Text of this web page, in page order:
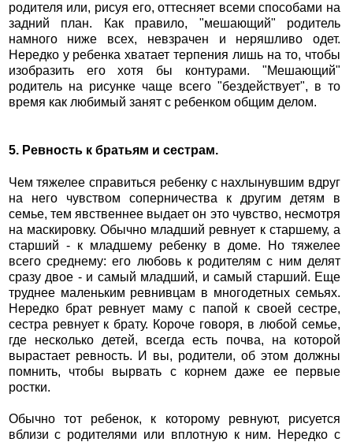
родителя или, рисуя его, оттесняет всеми способами на
задний план. Как правило, "мешающий" родитель
намного ниже всех, невзрачен и неряшливо одет.
Нередко у ребенка хватает терпения лишь на то, чтобы
изобразить его хотя бы контурами. "Мешающий"
родитель на рисунке чаще всего "бездействует", в то
время как любимый занят с ребенком общим делом.
5. Ревность к братьям и сестрам.
Чем тяжелее справиться ребенку с нахлынувшим вдруг
на него чувством соперничества к другим детям в
семье, тем явственнее выдает он это чувство, несмотря
на маскировку. Обычно младший ревнует к старшему, а
старший - к младшему ребенку в доме. Но тяжелее
всего среднему: его любовь к родителям с ним делят
сразу двое - и самый младший, и самый старший. Еще
труднее маленьким ревнивцам в многодетных семьях.
Нередко брат ревнует маму с папой к своей сестре,
сестра ревнует к брату. Короче говоря, в любой семье,
где несколько детей, всегда есть почва, на которой
вырастает ревность. И вы, родители, об этом должны
помнить, чтобы вырвать с корнем даже ее первые
ростки.
Обычно тот ребенок, к которому ревнуют, рисуется
вблизи с родителями или вплотную к ним. Нередко с